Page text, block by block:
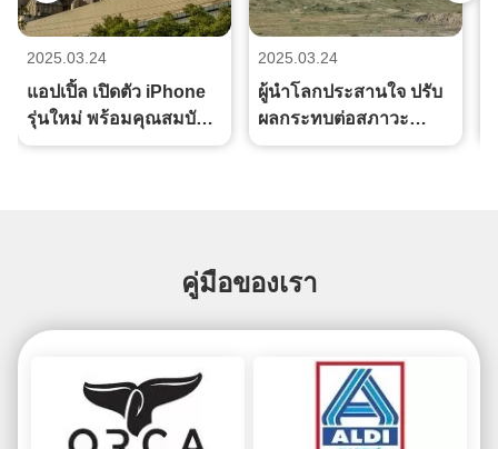
2025.03.24
แอปเปิ้ล เปิดตัว iPhone
รุ่นใหม่ พร้อมคุณสมบัติ
AI ที่ปฏิวัติ
2025.03.24
ผู้นําโลกประสานใจ ปรับ
ผลกระทบต่อสภาวะ
อากาศ
คู่มือของเรา